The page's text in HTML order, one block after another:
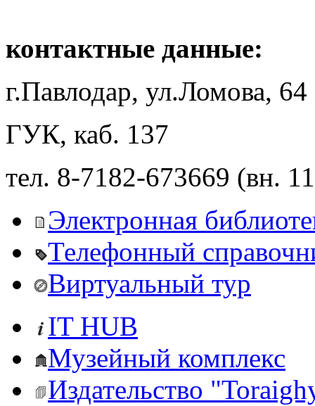
контактные данные:
г.Павлодар, ул.Ломова, 64
ГУК, каб. 137
тел. 8-7182-673669 (вн.
Электронная
Телефонный
Виртуальный тур
IT HUB
Музейный комплекс
Издательство